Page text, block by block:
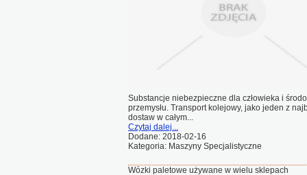
Substancje niebezpieczne dla człowieka i
przemysłu. Transport kolejowy, jako jeden z
dostaw w całym...
Czytaj dalej...
Dodane: 2018-02-16
Kategoria: Maszyny Specjalistyczne
Wózki paletowe używane w wielu sklepach